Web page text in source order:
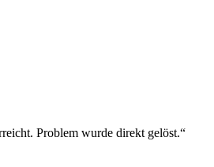
Problem wurde direkt gelöst.“